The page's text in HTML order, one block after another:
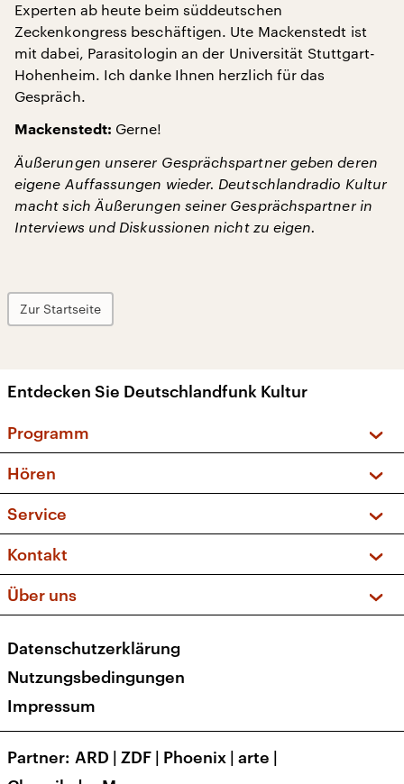
Experten ab heute beim süddeutschen
Zeckenkongress beschäftigen. Ute Mackenstedt ist
mit dabei, Parasitologin an der Universität Stuttgart-
Hohenheim. Ich danke Ihnen herzlich für das
Gespräch.
Mackenstedt: Gerne!
Äußerungen unserer Gesprächspartner geben deren
eigene Auffassungen wieder. Deutschlandradio Kultur
macht sich Äußerungen seiner Gesprächspartner in
Interviews und Diskussionen nicht zu eigen.
Zur Startseite
Entdecken Sie Deutschlandfunk Kultur
Programm
Sendungen und Podcasts
Musikliste
Kakadu – Das Kinderprogramm
Hören
Frequenzen (UKW + DAB+)
Service
FAQ
Apps
Newsletter
Veranstaltungen
Kontakt
Social Media
Über uns
Presse
Karriere
Transparenz
Datenschutzerklärung
Nutzungsbedingungen
Impressum
Partner ARD | ZDF | Phoenix | arte |